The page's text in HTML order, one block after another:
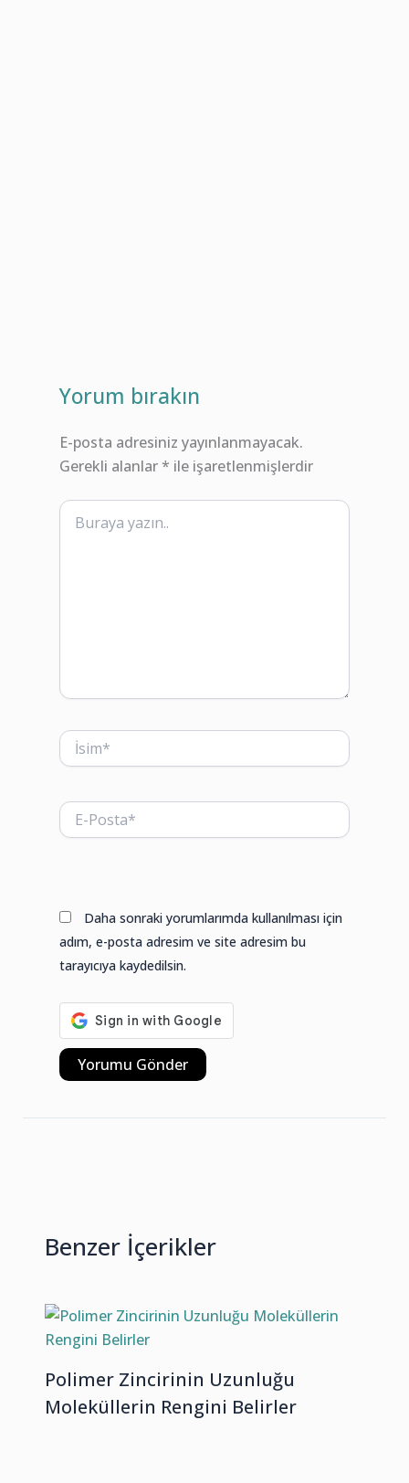
Yorum bırakın
E-posta adresiniz yayınlanmayacak.
Gerekli alanlar* ile işaretlenmişlerdir
Buraya
yazın..
İsim*
E-
Posta*
Daha sonraki yorumlarımda kullanılması için
adım, e-posta adresim ve site adresim bu
tarayıcıya kaydedilsin.
Benzer İçerikler
Polimer Zincirinin Uzunluğu
Moleküllerin Rengini Belirler